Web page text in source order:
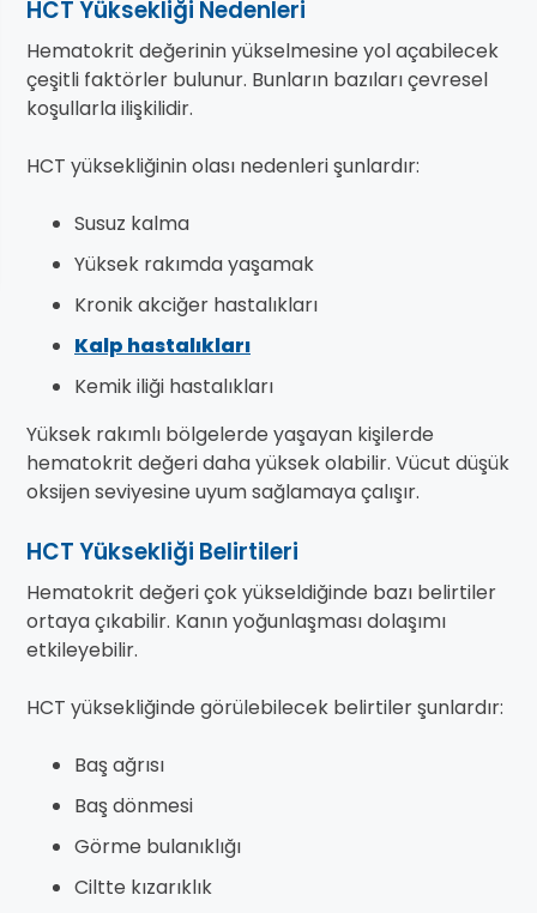
HCT Yüksekliği Nedenleri
Hematokrit değerinin yükselmesine yol açabilecek
çeşitli faktörler bulunur. Bunların bazıları çevresel
koşullarla ilişkilidir.
HCT yüksekliğinin olası nedenleri şunlardır:
Susuz kalma
Yüksek rakımda yaşamak
Kronik akciğer hastalıkları
Kalp hastalıkları
Kemik iliği hastalıkları
Yüksek rakımlı bölgelerde yaşayan kişilerde
hematokrit değeri daha yüksek olabilir. Vücut düşük
oksijen seviyesine uyum sağlamaya çalışır.
HCT Yüksekliği Belirtileri
Hematokrit değeri çok yükseldiğinde bazı belirtiler
ortaya çıkabilir. Kanın yoğunlaşması dolaşımı
etkileyebilir.
HCT yüksekliğinde görülebilecek belirtiler şunlardır:
Baş ağrısı
Baş dönmesi
Görme bulanıklığı
Ciltte kızarıklık